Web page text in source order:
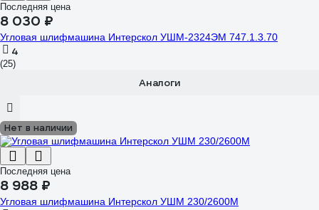
Последняя цена
8 030 ₽
Угловая шлифмашина Интерскол УШМ-2324ЭМ 747.1.3.70
4
(25)
Аналоги
Нет в наличии
Последняя цена
8 988 ₽
Угловая шлифмашина Интерскол УШМ 230/2600М